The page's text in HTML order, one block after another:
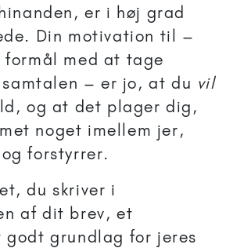
er i høj grad
Din motivation til –
med at tage
– er jo, at du vil
og at det plager dig,
noget imellem jer,
forstyrrer.
du skriver i
af dit brev, et
godt grundlag for jeres